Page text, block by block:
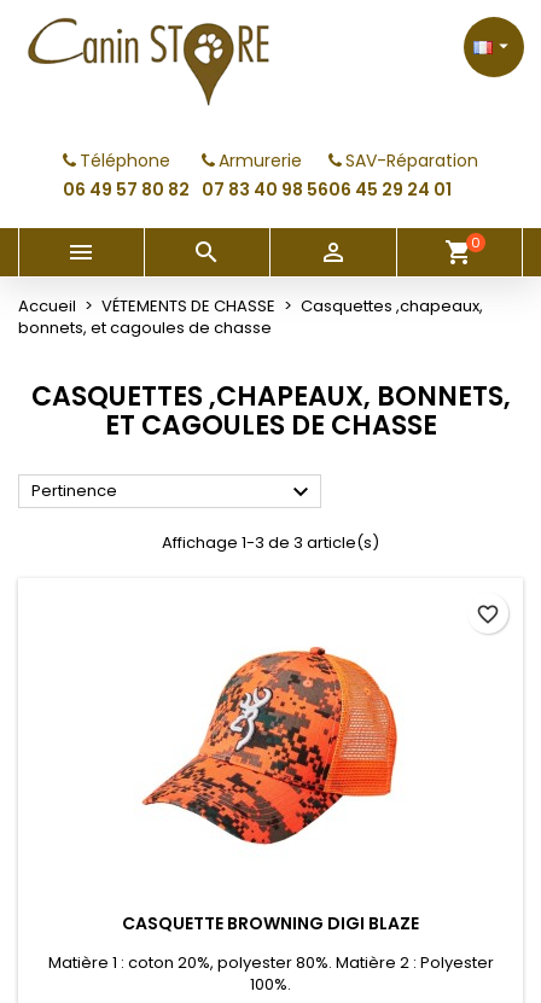
Téléphone
06 49 57 80 82
Armurerie
07 83 40 98 56
SAV-Réparation
06 45 29 24 01

   shopping_cart0
Accueil VÉTEMENTS DE CHASSE
Casquettes ,chapeaux,
bonnets, et cagoules de chasse
CASQUETTES ,CHAPEAUX, BONNETS,
ET CAGOULES DE CHASSE
Pertinence 
Affichage 1-3 de 3 article(s)
CASQUETTE BROWNING DIGI BLAZE
Matière 1 : coton 20%, polyester 80%. Matière 2 : Polyester
100%.
favorite_border
My wishlists ×
Create new list
((modalTitle)) ×
((confirmMessage))
((cancelText)) ((modalDeleteText))
Créer une liste d'envies ×
Créer une liste d'envies
Connexion ×
Vous devez être connecté pour ajouter des produits